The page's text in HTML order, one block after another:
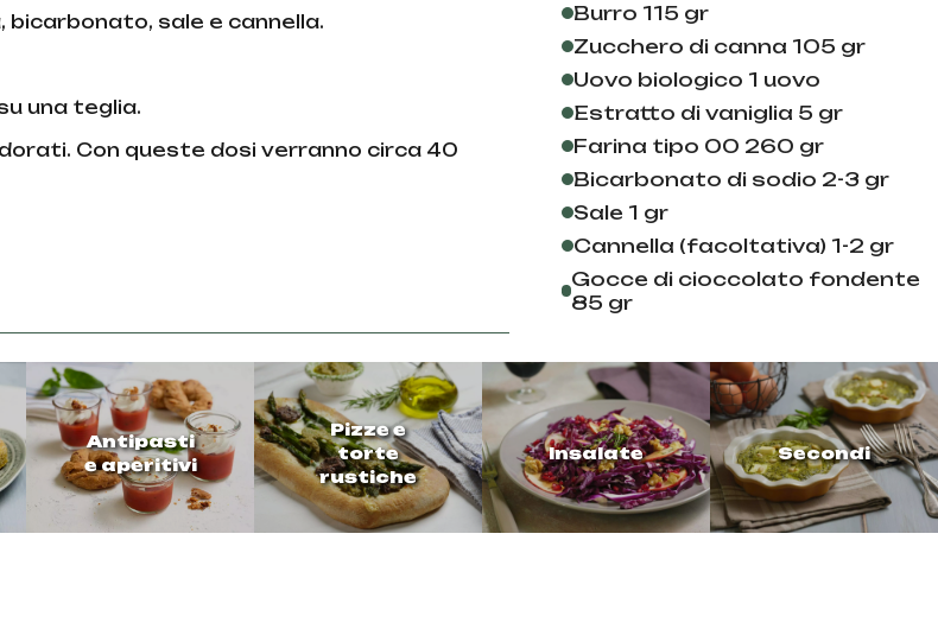
bicarbonato, sale e cannella.
una teglia.
dorati. Con queste dosi verranno circa 40
Burro 115 gr
Zucchero di canna 105 gr
Uovo biologico 1 uovo
Estratto di vaniglia 5 gr
Farina tipo 00 260 gr
Bicarbonato di sodio 2-3 gr
Sale 1 gr
Cannella (facoltativa) 1-2 gr
Gocce di cioccolato fondente
85 gr
Antipasti
e aperitivi
Pizze e
torte
rustiche
Insalate Secondi